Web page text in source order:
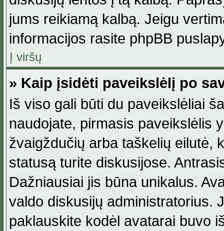
jums reikiamą kalbą. Jeigu
informacijos rasite phpBB
Į viršų
» Kaip įsidėti paveikslėlį po
Iš viso gali būti du paveikslėliai
naudojate, pirmasis paveikslėlis
žvaigždučių arba taškelių eilutė,
statusą turite diskusijose.
Dažniausiai jis būna unikalus.
valdo diskusijų administratorius.
paklauskite kodėl avatarai buvo